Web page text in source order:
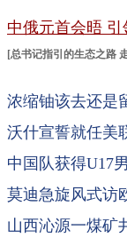
中俄元首会晤
[总书记指引的生态之路
浓缩铀该去还是
沃什宣誓就任美
中国队获得U17
莫迪急旋风式访
山西沁源一煤矿